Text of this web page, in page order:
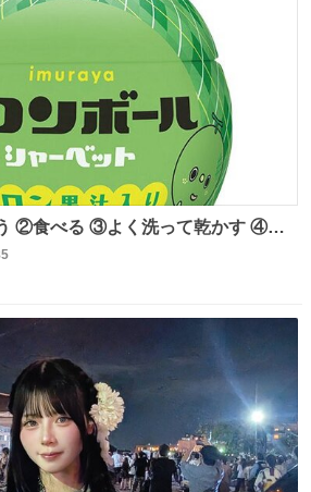
②食べる ③よく洗って乾かす ④か